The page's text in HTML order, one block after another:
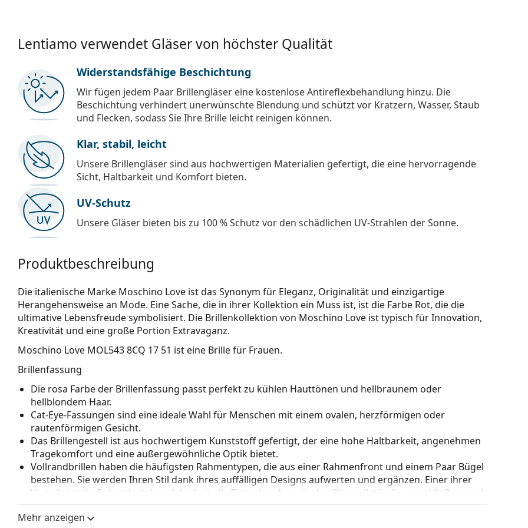
Lentiamo verwendet Gläser von höchster Qualität
Widerstandsfähige Beschichtung
Wir fügen jedem Paar Brillengläser eine kostenlose Antireflexbehandlung hinzu. Die
Beschichtung verhindert unerwünschte Blendung und schützt vor Kratzern, Wasser, Staub
und Flecken, sodass Sie Ihre Brille leicht reinigen können.
Klar, stabil, leicht
Unsere Brillengläser sind aus hochwertigen Materialien gefertigt, die eine hervorragende
Sicht, Haltbarkeit und Komfort bieten.
UV-Schutz
Unsere Gläser bieten bis zu 100 % Schutz vor den schädlichen UV-Strahlen der Sonne.
Produktbeschreibung
Die italienische Marke Moschino Love ist das Synonym für Eleganz, Originalität und einzigartige
Herangehensweise an Mode. Eine Sache, die in ihrer Kollektion ein Muss ist, ist die Farbe Rot, die die
ultimative Lebensfreude symbolisiert. Die Brillenkollektion von Moschino Love ist typisch für Innovation,
Kreativität und eine große Portion Extravaganz.
Moschino Love MOL543 8CQ 17 51 ist eine Brille für Frauen.
Brillenfassung
Die rosa Farbe der Brillenfassung passt perfekt zu kühlen Hauttönen und hellbraunem oder
hellblondem Haar.
Cat-Eye-Fassungen sind eine ideale Wahl für Menschen mit einem ovalen, herzförmigen oder
rautenförmigen Gesicht.
Das Brillengestell ist aus hochwertigem Kunststoff gefertigt, der eine hohe Haltbarkeit, angenehmen
Tragekomfort und eine außergewöhnliche Optik bietet.
Vollrandbrillen haben die häufigsten Rahmentypen, die aus einer Rahmenfront und einem Paar Bügel
bestehen. Sie werden Ihren Stil dank ihres auffälligen Designs aufwerten und ergänzen. Einer ihrer
Vorteile ist die Robustheit, Langlebigkeit, die Tatsache, dass sie das Glas vollständig umschließen, und
vor allem ihr Schutz vor Beschädigungen. Dieser Rahmentyp ist für alle Gläser geeignet, auch für
Gläser mit höherer optischer Leistung.
Mehr anzeigen